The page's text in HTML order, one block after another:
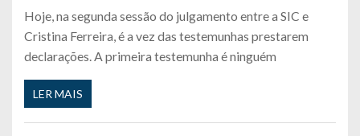
Hoje, na segunda sessão do julgamento entre a SIC e
Cristina Ferreira, é a vez das testemunhas prestarem
declarações. A primeira testemunha é ninguém
LER MAIS